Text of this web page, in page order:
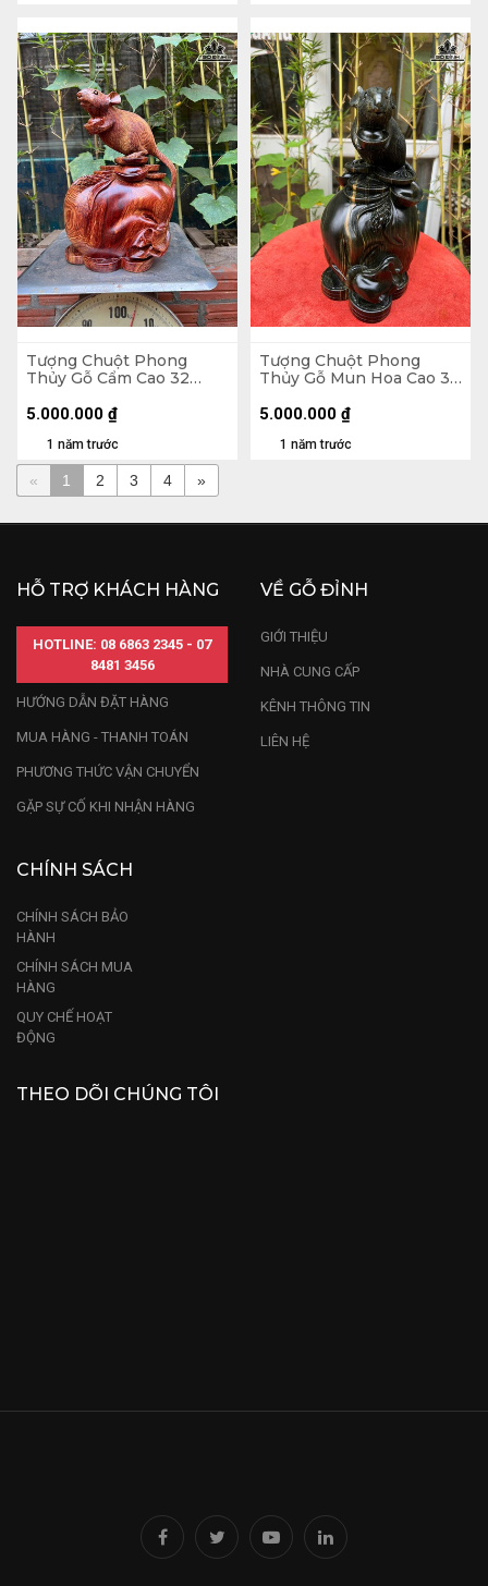
Tượng Chuột Phong
Thủy Gỗ Cẩm Cao 32
1 năm trước
5.000.000 ₫
Tượng Chuột Phong
Thủy Gỗ Mun Hoa Cao 30
1 năm trước
5.000.000 ₫
« 1 2 3 4 »
HỖ TRỢ KHÁCH HÀNG
HOTLINE: 08 6863 2345 - 07
8481 3456
HƯỚNG DẪN ĐẶT HÀNG
MUA HÀNG - THANH TOÁN
PHƯƠNG THỨC VẬN CHUYỂN
GẶP SỰ CỐ KHI NHẬN HÀNG
VỀ GỖ ĐỈNH
GIỚI THIỆU
NHÀ CUNG CẤP
KÊNH THÔNG TIN
LIÊN HỆ
CHÍNH SÁCH
CHÍNH SÁCH BẢO
HÀNH
CHÍNH SÁCH MUA
HÀNG
QUY CHẾ HOẠT
ĐỘNG
THEO DÕI CHÚNG TÔI